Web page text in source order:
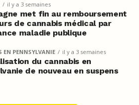
il y a 3 semaines
met fin au remboursement
de cannabis médical par
maladie publique
EN PENNSYLVANIE il y a 3 semaines
du cannabis en
de nouveau en suspens